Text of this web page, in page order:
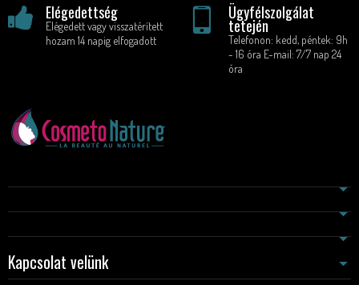
Elégedettség
Elégedett vagy visszatérített
hozam 14 napig elfogadott
Ügyfélszolgálat
tetején
Telefonon: kedd, péntek: 9h
- 16 óra E-mail: 7/7 nap 24
óra
Kapcsolat velünk